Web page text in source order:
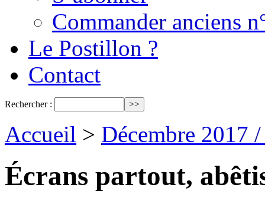
Commander anciens
Le Postillon ?
Contact
Rechercher :
Accueil > Décembre 2017
Écrans partout,